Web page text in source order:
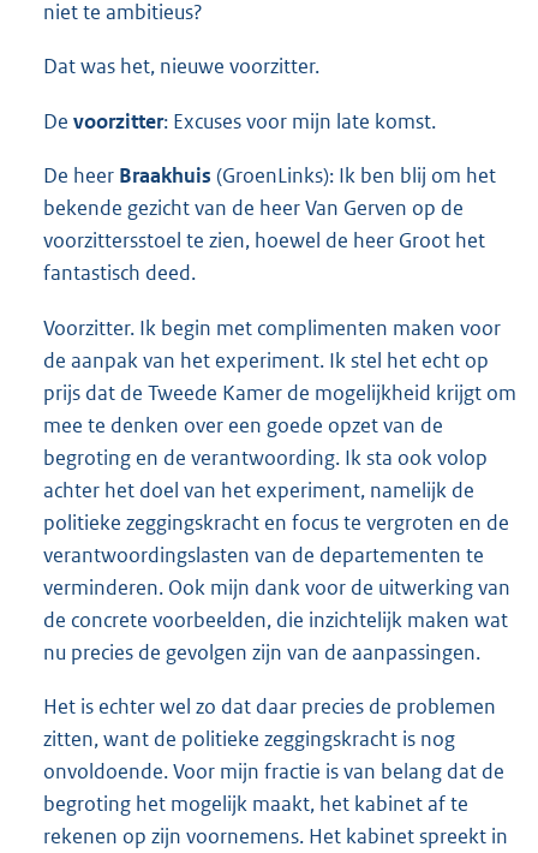
niet te ambitieus?
Dat was het, nieuwe voorzitter.
De voorzitter: Excuses voor mijn late komst.
De heer Braakhuis (GroenLinks): Ik ben blij om het
bekende gezicht van de heer Van Gerven op de
voorzittersstoel te zien, hoewel de heer Groot het
fantastisch deed.
Voorzitter. Ik begin met complimenten maken voor
de aanpak van het experiment. Ik stel het echt op
prijs dat de Tweede Kamer de mogelijkheid krijgt om
mee te denken over een goede opzet van de
begroting en de verantwoording. Ik sta ook volop
achter het doel van het experiment, namelijk de
politieke zeggingskracht en focus te vergroten en de
verantwoordingslasten van de departementen te
verminderen. Ook mijn dank voor de uitwerking van
de concrete voorbeelden, die inzichtelijk maken wat
nu precies de gevolgen zijn van de aanpassingen.
Het is echter wel zo dat daar precies de problemen
zitten, want de politieke zeggingskracht is nog
onvoldoende. Voor mijn fractie is van belang dat de
begroting het mogelijk maakt, het kabinet af te
rekenen op zijn voornemens. Het kabinet spreekt in